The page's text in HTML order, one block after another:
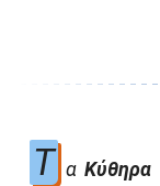
Τ α Κύθηρα